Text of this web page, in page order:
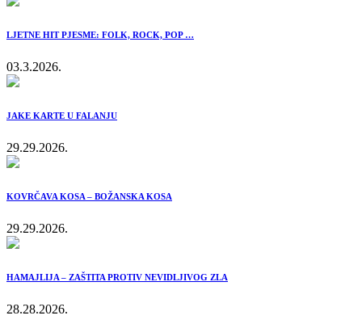
LJETNE HIT PJESME: FOLK, ROCK, POP …
03.3.2026.
JAKE KARTE U FALANJU
29.29.2026.
KOVRČAVA KOSA – BOŽANSKA KOSA
29.29.2026.
HAMAJLIJA – ZAŠTITA PROTIV NEVIDLJIVOG ZLA
28.28.2026.